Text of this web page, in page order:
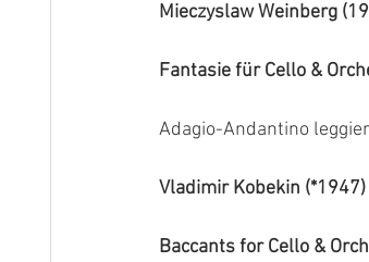
Mieczyslaw Weinberg
Fantasie für Cello &
Adagio-Andantino
Vladimir Kobekin (*1947)
Baccants for Cello &